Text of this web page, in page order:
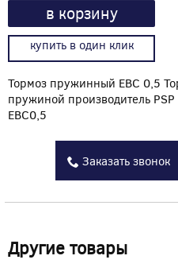
в корзину
купить в один клик
Тормоз пружинный EBC 0,5
пружиной производитель
EBC0,5
Заказать звонок
Другие товары